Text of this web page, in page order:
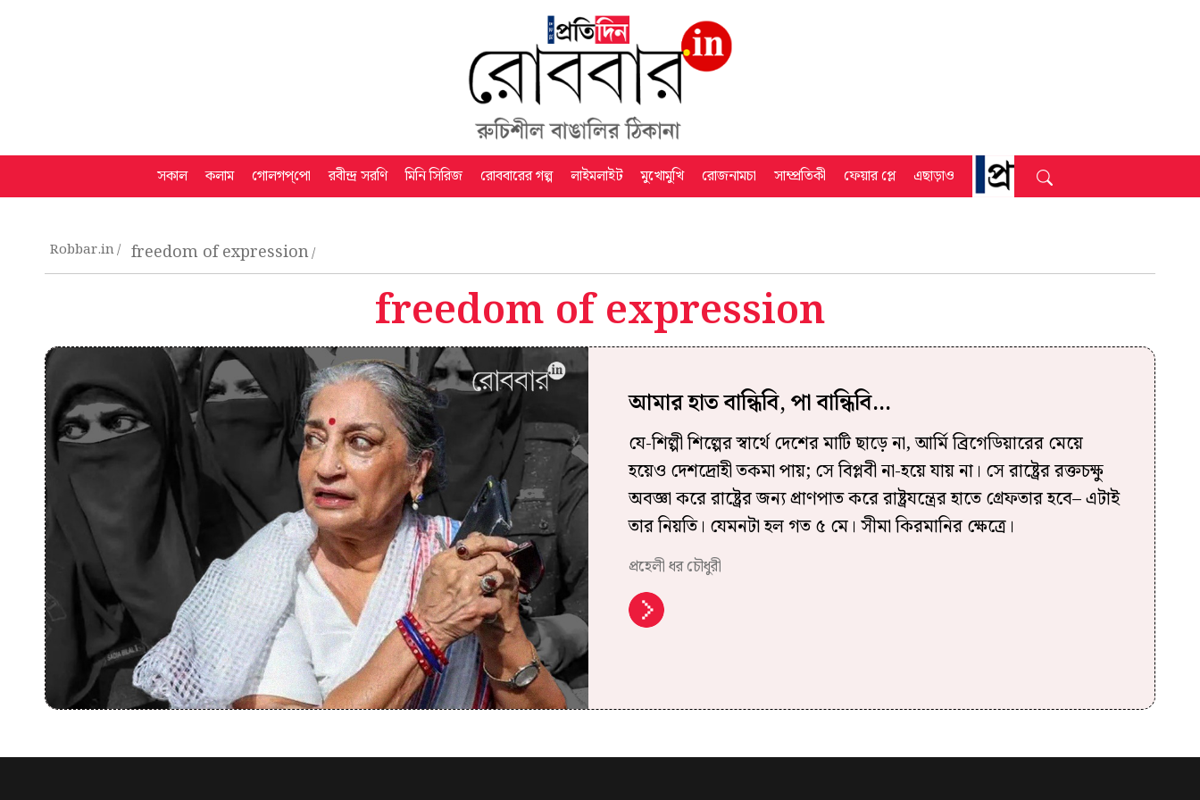
সকাল কলাম গোলগপ্‌পো রবীন্দ্র সরণি মিনি সিরিজ রোববারের গল্প লাইমলাইট মুখোমুখি রোজনামচা সাম্প্রতিকী ফেয়ার প্লে এছাড়াও
Robbar.in freedom of expression
freedom of expression
আমার হাত বান্ধিবি, পা বান্ধিবি…
যে-শিল্পী শিল্পের স্বার্থে দেশের মাটি ছাড়ে না, আর্মি ব্রিগেডিয়ারের মেয়ে
হয়েও দেশদ্রোহী তকমা পায়; সে বিপ্লবী না-হয়ে যায় না। সে রাষ্ট্রের রক্তচক্ষু
অবজ্ঞা করে রাষ্ট্রের জন্য প্রাণপাত করে রাষ্ট্রযন্ত্রের হাতে গ্রেফতার হবে– এটাই
তার নিয়তি। যেমনটা হল গত ৫ মে। সীমা কিরমানির ক্ষেত্রে।
প্রহেলী ধর চৌধুরী